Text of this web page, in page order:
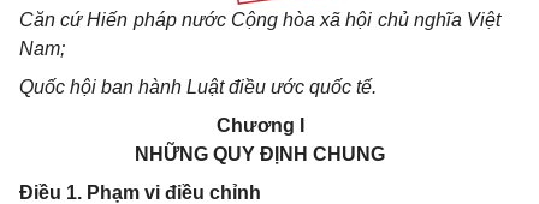
Căn cứ Hiến pháp nước Cộng hòa xã hội chủ nghĩa Việt
Nam;
Quốc hội ban hành Luật điều ước quốc tế.
Chương I
NHỮNG QUY ĐỊNH CHUNG
Điều 1. Phạm vi điều chỉnh